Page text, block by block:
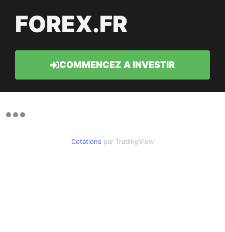
FOREX.FR
COMMENCEZ A INVESTIR
Cotations par TradingView